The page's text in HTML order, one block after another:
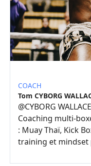
COACH
Tom CYBORG
@CYBORG WALLACE
Coaching multi-
: Muay Thaï, Kick
training et mindset